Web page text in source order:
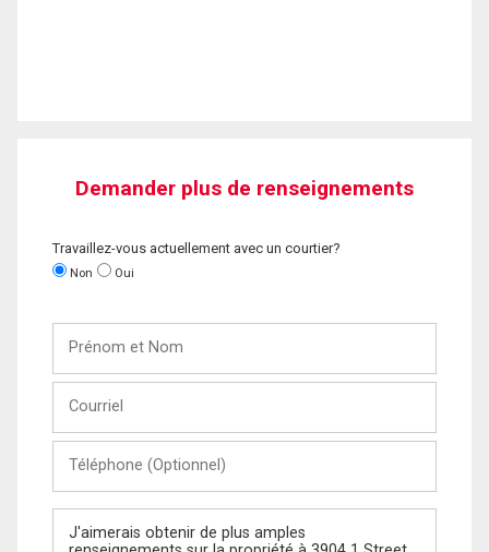
Demander plus de renseignements
Travaillez-vous actuellement avec un courtier?
Non Oui
Nom
(Optionnel)
Message